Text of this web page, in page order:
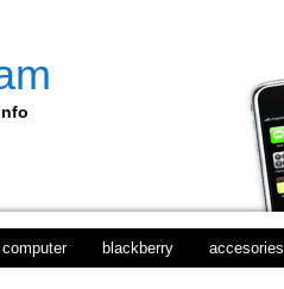
blackberry accesories